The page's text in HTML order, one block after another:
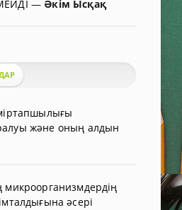
— Әкім Ысқақ
және оның алдын
микроорганизмдердің
әсері